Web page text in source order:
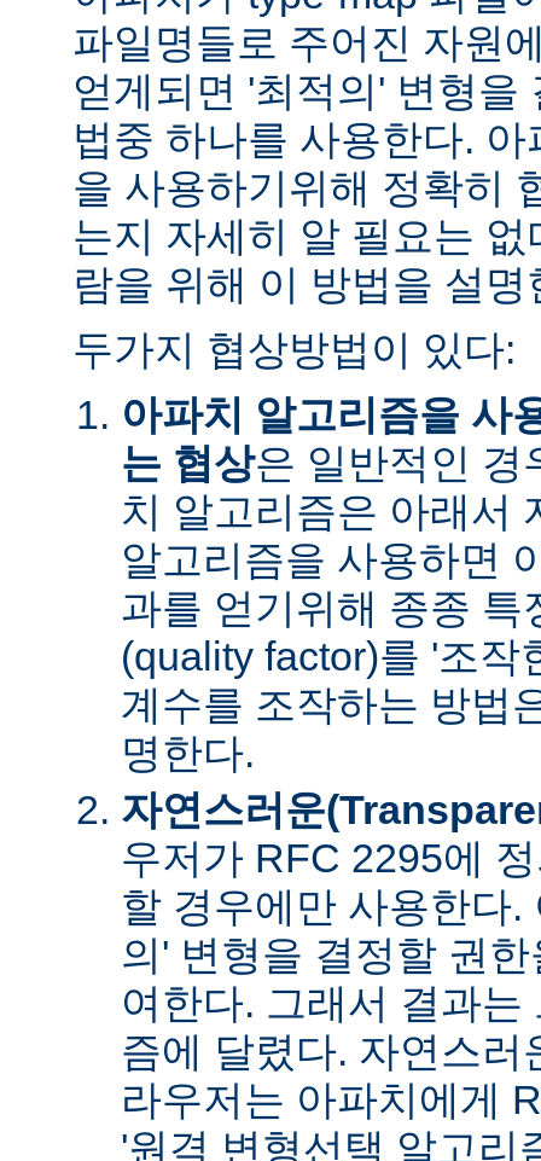
파일명들로 주어진 자원
얻게되면 '최적의' 변형을
법중 하나를 사용한다.
을 사용하기위해 정확히
는지 자세히 알 필요는
람을 위해 이 방법을 설명
두가지 협상방법이 있다:
아파치 알고리즘을 사
는 협상은 일반적인 경
치 알고리즘은 아래서
알고리즘을 사용하면
과를 얻기위해 종종 특
(quality factor)를 '조작
계수를 조작하는 방법
명한다.
자연스러운
우저가 RFC 2295에
할 경우에만 사용한다.
의' 변형을 결정할 권
여한다. 그래서 결과
즘에 달렸다. 자연스러
라우저는 아파치에게
'원격 변형선택 알고리